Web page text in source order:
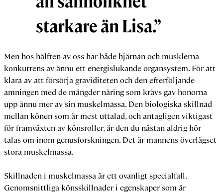
starkare än Lisa.”
Men hos hälften av oss har både hjärnan och musklerna
konkurrens av ännu ett energislukande organsystem. För att
klara av att försörja graviditeten och den efterföljande
amningen med de mängder näring som krävs gav honorna
upp ännu mer av sin muskelmassa. Den biologiska skillnad
mellan könen som är mest uttalad, och antagligen viktigast
för framväxten av könsroller, är den du nästan aldrig hör
talas om inom genusforskningen. Det är mannens överlägset
stora muskelmassa.
Skillnaden i muskelmassa är ett ovanligt specialfall.
Genomsnittliga könsskillnader i egenskaper som är